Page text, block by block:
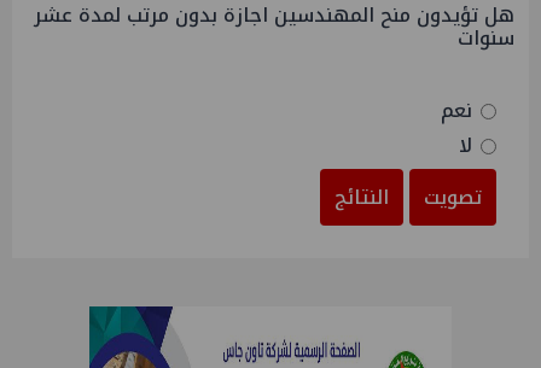
هل تؤيدون منح المهندسين اجازة بدون مرتب لمدة عشر
سنوات
نعم
لا
تصويت
النتائج